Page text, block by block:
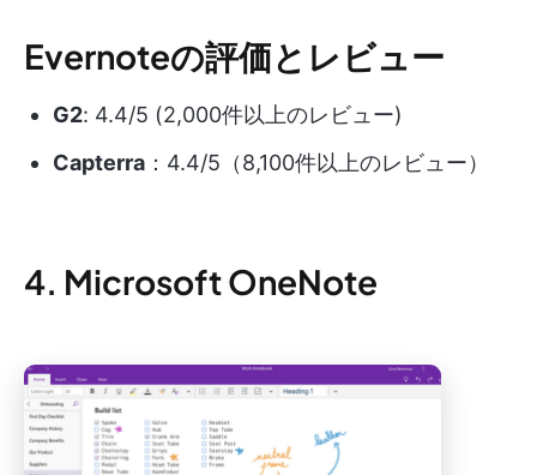
Evernoteの評価とレビュー
G2: 4.4/5 (2,000件以上のレビュー)
Capterra ：4.4/5（8,100件以上のレビュー）
4. Microsoft OneNote